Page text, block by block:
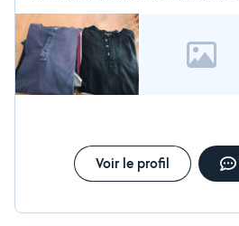
contact
Voir le profil